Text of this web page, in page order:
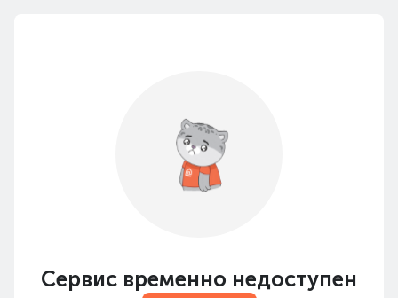
Сервис временно недоступен